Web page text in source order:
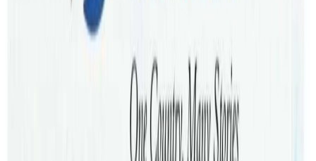
केही सोच्नै सकेको छैन । उनका अनुसार पासपोर्टचाहि आशिंक रुपमा
७ हजार डलर जतिको धनमाल जलेको ती युवकको अनुमान छ। डेरामा
आगलागी भएको खबर ती जोडीले नेपालमा आफन्तलाई नभनेकाले
उनीहरुले आफ्नो पहिचान गोप्य राखिदिन अनुरोध गरेका छन् ।
विद्यार्थी युवती फेडेरेसन विश्वविद्यालयमा मास्टर्स ईन बिजनेस